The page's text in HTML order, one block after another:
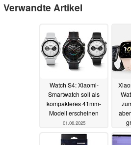
Verwandte Artikel
Watch S4: Xiaomi-
Smartwatch soll als
kompakteres 41mm-
Modell erscheinen
01.06.2025